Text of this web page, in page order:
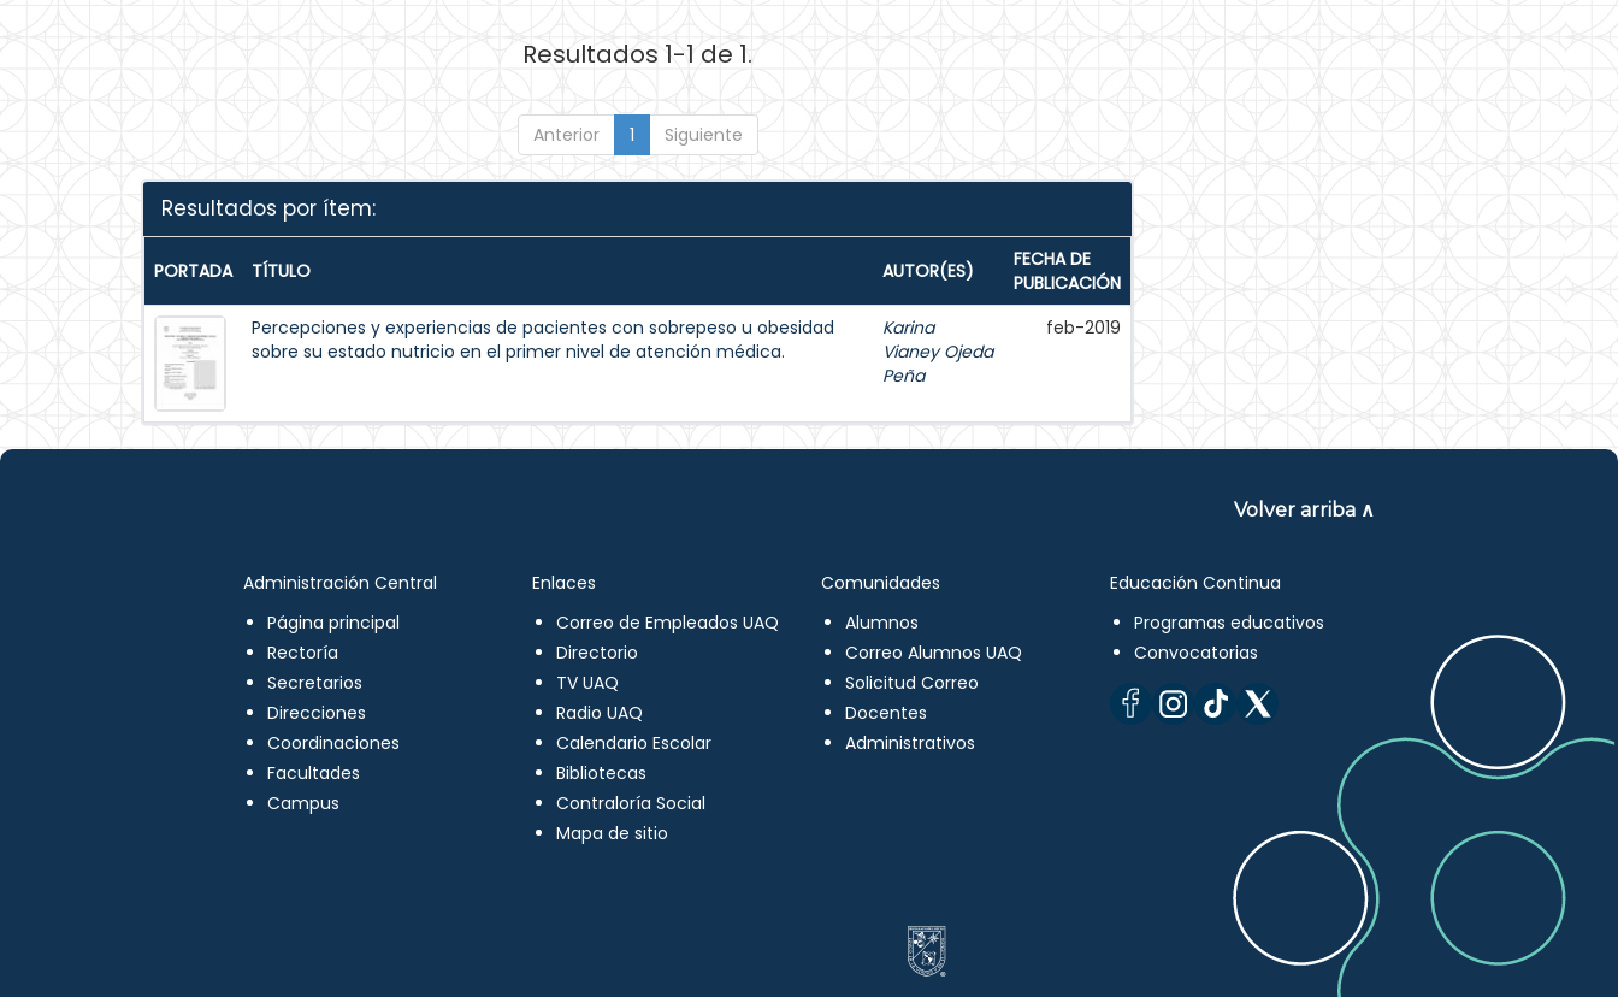
Resultados 1-1 de 1.
Anterior 1 Siguiente
Resultados por ítem:
PORTADA TÍTULO AUTOR(ES)
FECHA DE
PUBLICACIÓN
Percepciones y experiencias de pacientes con sobrepeso u obesidad
sobre su estado nutricio en el primer nivel de atención médica.
Karina
Vianey Ojeda
Peña
feb-2019
Volver arriba ∧
Administración Central
Página principal
Rectoría
Secretarios
Direcciones
Coordinaciones
Facultades
Campus
Enlaces
Correo de Empleados UAQ
Directorio
TV UAQ
Radio UAQ
Calendario Escolar
Bibliotecas
Contraloría Social
Mapa de sitio
Comunidades
Alumnos
Correo Alumnos UAQ
Solicitud Correo
Docentes
Administrativos
Educación Continua
Programas educativos
Convocatorias